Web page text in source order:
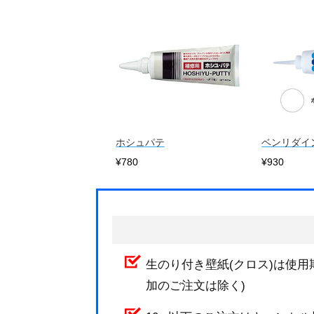
ホシュパテ
¥780
ベンリダイ
¥930
生のり付き壁紙(クロス)は使
加のご注文は除く)